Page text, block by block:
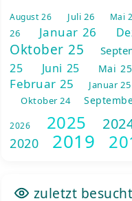
August 26 Juli 26 Mai
26
Januar 26
Oktober 25
25
Juni 25 Mai 25
Februar 25 Januar 25
Oktober 24
2026 2025
2020
2019
zuletzt besucht